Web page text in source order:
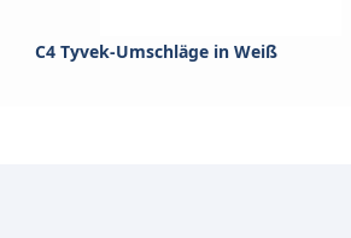
C4 Tyvek-Umschläge in Weiß